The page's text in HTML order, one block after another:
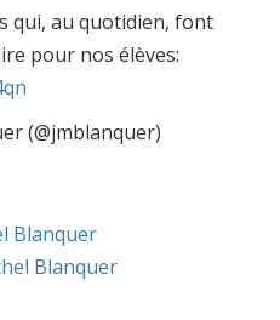
qui, au quotidien, font
pour nos élèves:
(@jmblanquer)
Blanquer
Blanquer